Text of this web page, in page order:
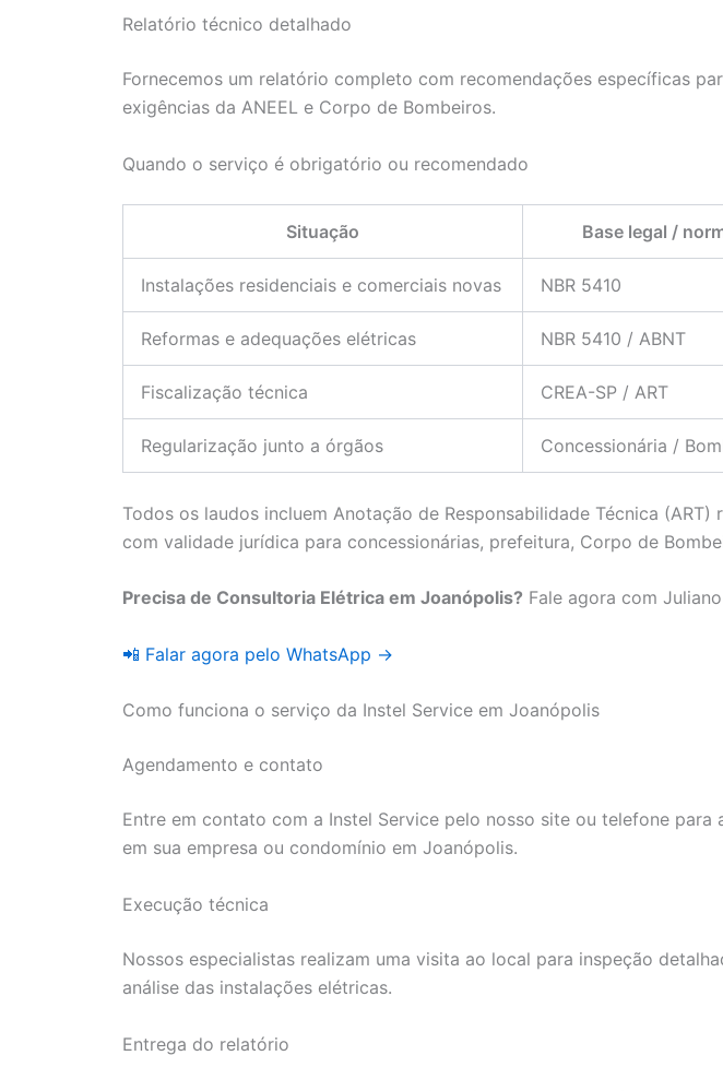
Relatório técnico detalhado
Fornecemos um relatório completo com recomendações específicas
exigências da ANEEL e Corpo de Bombeiros.
Quando o serviço é obrigatório ou recomendado
Situação Base legal /
Instalações residenciais e comerciais novas NBR 5410
Reformas e adequações elétricas NBR 5410 / ABNT
Fiscalização técnica CREA-SP / ART
Regularização junto a órgãos Concessionária /
Todos os laudos incluem Anotação de Responsabilidade Técnica (ART)
com validade jurídica para concessionárias, prefeitura, Corpo de
Precisa de Consultoria Elétrica em Joanópolis? Fale agora com
📲 Falar agora pelo WhatsApp →
Como funciona o serviço da Instel Service em Joanópolis
Agendamento e contato
Entre em contato com a Instel Service pelo nosso site ou telefone para
em sua empresa ou condomínio em Joanópolis.
Execução técnica
Nossos especialistas realizam uma visita ao local para inspeção
análise das instalações elétricas.
Entrega do relatório